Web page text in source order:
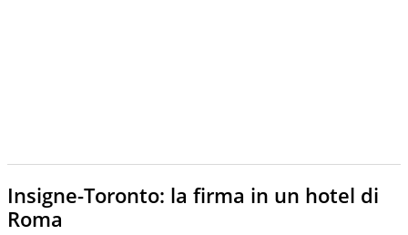
Insigne-Toronto: la firma in un hotel di
Roma